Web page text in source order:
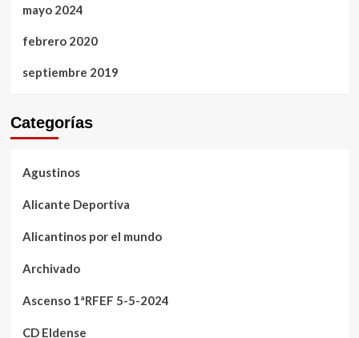
mayo 2024
febrero 2020
septiembre 2019
Categorías
Agustinos
Alicante Deportiva
Alicantinos por el mundo
Archivado
Ascenso 1ªRFEF 5-5-2024
CD Eldense